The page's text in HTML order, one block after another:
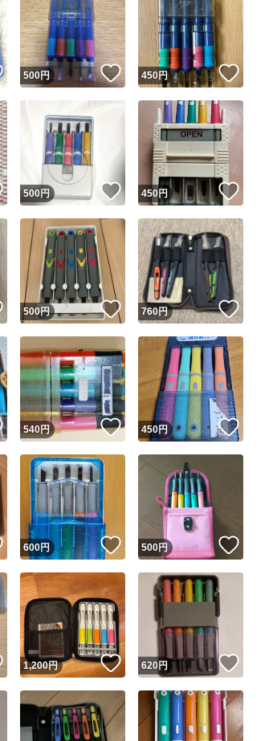
いいね！
500円 いいね！
450円
いいね！
500円 いいね！
450円
いいね！
500円 いいね！
760円 いいね
いいね！
540円 いいね！
450円 いいね
いいね！
600円 いいね！
500円
いいね！
1,200円 いいね！
620円